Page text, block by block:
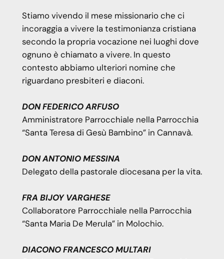
Stiamo vivendo il mese missionario che ci
incoraggia a vivere la testimonianza cristiana
secondo la propria vocazione nei luoghi dove
ognuno è chiamato a vivere. In questo
contesto abbiamo ulteriori nomine che
riguardano presbiteri e diaconi.
DON FEDERICO ARFUSO
Amministratore Parrocchiale nella Parrocchia
“Santa Teresa di Gesù Bambino” in Cannavà.
DON ANTONIO MESSINA
Delegato della pastorale diocesana per la vita.
FRA BIJOY VARGHESE
Collaboratore Parrocchiale nella Parrocchia
“Santa Maria De Merula” in Molochio.
DIACONO FRANCESCO MULTARI